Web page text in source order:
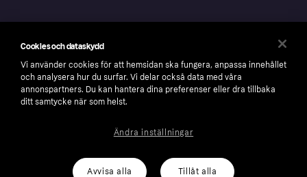
number: 556737-0431
Cookies och dataskydd
Vi använder cookies för att hemsidan ska fungera, anpassa innehållet
och analysera hur du surfar. Vi delar också data med våra
annonspartners. Du kan hantera dina preferenser eller dra tillbaka
ditt samtycke när som helst.
Avvisa alla Tillåt alla
Ändra inställningar